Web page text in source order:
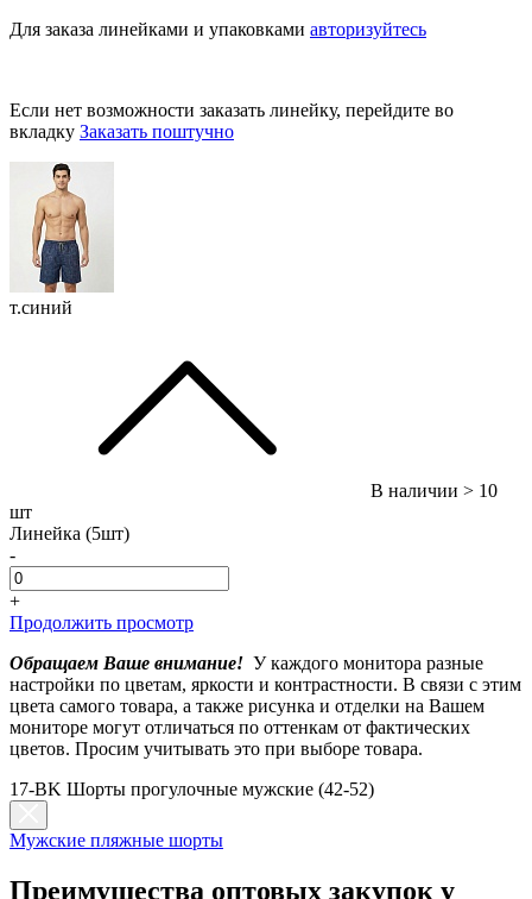
Для заказа линейками и упаковками авторизуйтесь
Если нет возможности заказать линейку, перейдите во
вкладку Заказать поштучно
т.синий
В наличии > 10
шт
Линейка (5шт)
-
+
Продолжить просмотр
Обращаем Ваше внимание! У каждого монитора разные
настройки по цветам, яркости и контрастности. В связи с этим
цвета самого товара, а также рисунка и отделки на Вашем
мониторе могут отличаться по оттенкам от фактических
цветов. Просим учитывать это при выборе товара.
17-BK Шорты прогулочные мужские (42-52)
Мужские пляжные шорты
Преимущества оптовых закупок у